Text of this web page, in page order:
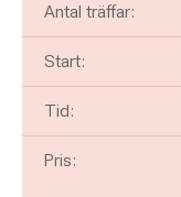
Antal träffar:
Start:
Tid:
Pris: